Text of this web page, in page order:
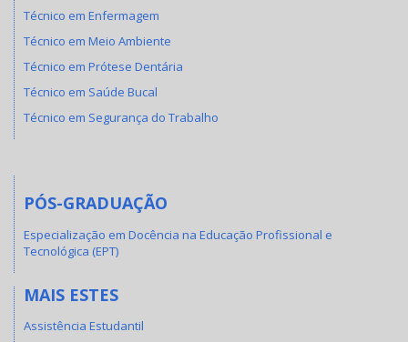
Técnico em Enfermagem
Técnico em Meio Ambiente
Técnico em Prótese Dentária
Técnico em Saúde Bucal
Técnico em Segurança do Trabalho
PÓS-GRADUAÇÃO
Especialização em Docência na Educação Profissional e
Tecnológica (EPT)
MAIS ESTES
Assistência Estudantil